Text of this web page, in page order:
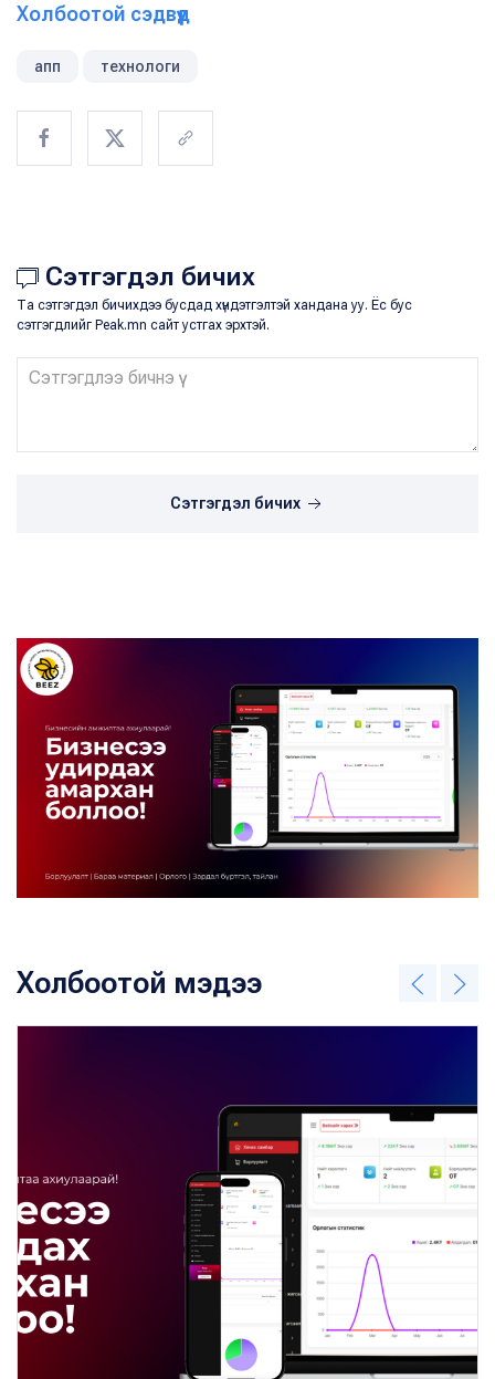
Холбоотой сэдвүүд
апп технологи
Сэтгэгдэл бичих
Та сэтгэгдэл бичихдээ бусдад хүндэтгэлтэй хандана уу. Ёс бус
сэтгэгдлийг Peak.mn сайт устгах эрхтэй.
Сэтгэгдэл бичих
Холбоотой мэдээ